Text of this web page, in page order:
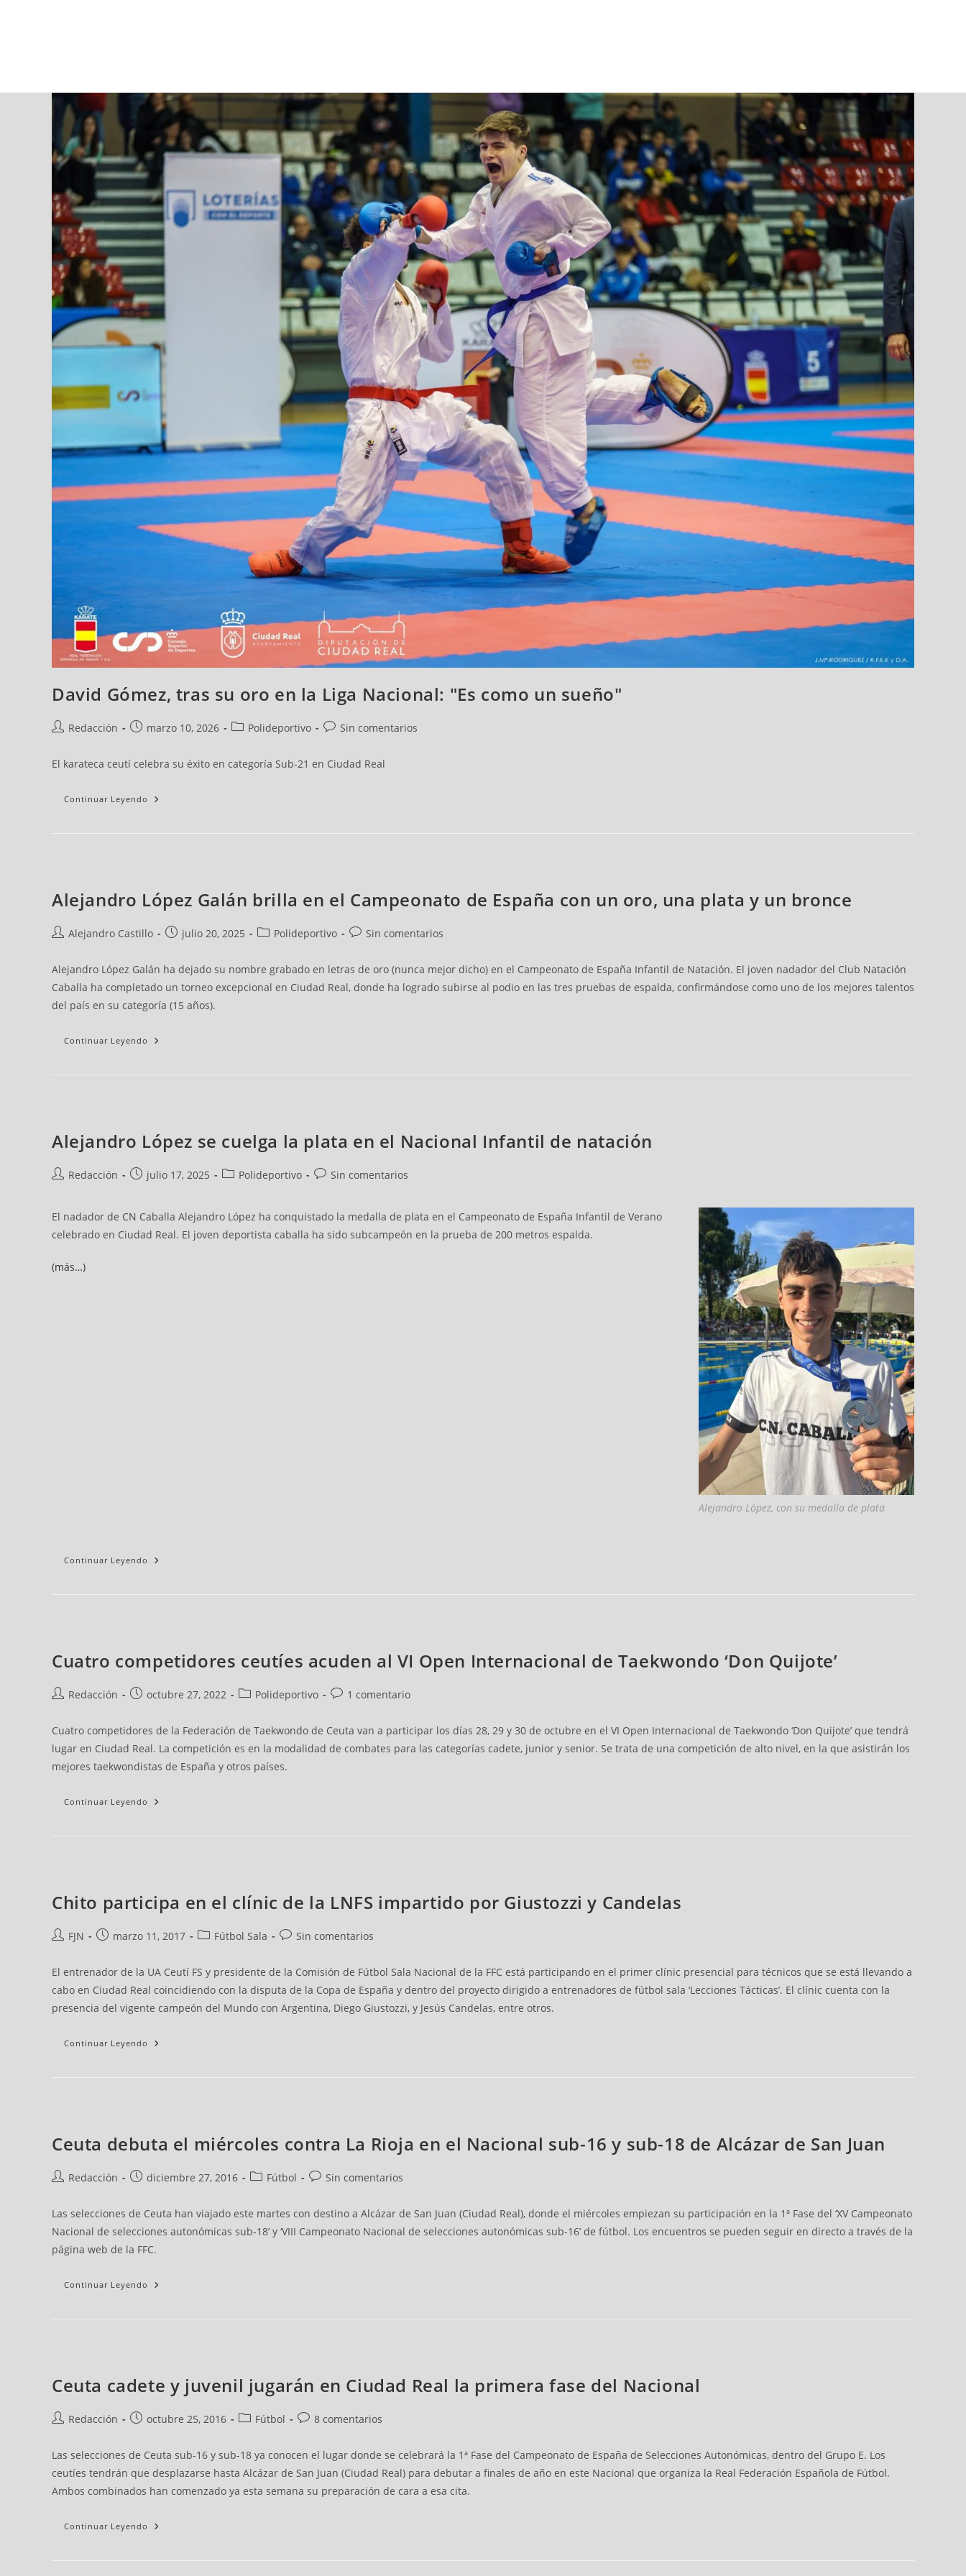
David Gómez, tras su oro en la Liga Nacional: "Es como un sueño"
Redacción marzo 10, 2026 Polideportivo Sin comentarios
El karateca ceutí celebra su éxito en categoría Sub-21 en Ciudad Real
Continuar Leyendo
Alejandro López Galán brilla en el Campeonato de España con un oro, una plata y un bronce
Alejandro Castillo julio 20, 2025 Polideportivo Sin comentarios
Alejandro López Galán ha dejado su nombre grabado en letras de oro (nunca mejor dicho) en el Campeonato de España Infantil de Natación. El joven nadador del Club Natación
Caballa ha completado un torneo excepcional en Ciudad Real, donde ha logrado subirse al podio en las tres pruebas de espalda, confirmándose como uno de los mejores talentos
del país en su categoría (15 años).
Continuar Leyendo
Alejandro López se cuelga la plata en el Nacional Infantil de natación
Redacción julio 17, 2025 Polideportivo Sin comentarios
Alejandro López, con su medalla de plata
El nadador de CN Caballa Alejandro López ha conquistado la medalla de plata en el Campeonato de España Infantil de Verano
celebrado en Ciudad Real. El joven deportista caballa ha sido subcampeón en la prueba de 200 metros espalda.
(más…)
Continuar Leyendo
Cuatro competidores ceutíes acuden al VI Open Internacional de Taekwondo ‘Don Quijote’
Redacción octubre 27, 2022 Polideportivo 1 comentario
Cuatro competidores de la Federación de Taekwondo de Ceuta van a participar los días 28, 29 y 30 de octubre en el VI Open Internacional de Taekwondo ‘Don Quijote’ que tendrá
lugar en Ciudad Real. La competición es en la modalidad de combates para las categorías cadete, junior y senior. Se trata de una competición de alto nivel, en la que asistirán los
mejores taekwondistas de España y otros países.
Continuar Leyendo
Chito participa en el clínic de la LNFS impartido por Giustozzi y Candelas
FJN marzo 11, 2017 Fútbol Sala Sin comentarios
El entrenador de la UA Ceutí FS y presidente de la Comisión de Fútbol Sala Nacional de la FFC está participando en el primer clínic presencial para técnicos que se está llevando a
cabo en Ciudad Real coincidiendo con la disputa de la Copa de España y dentro del proyecto dirigido a entrenadores de fútbol sala ‘Lecciones Tácticas’. El clínic cuenta con la
presencia del vigente campeón del Mundo con Argentina, Diego Giustozzi, y Jesús Candelas, entre otros.
Continuar Leyendo
Ceuta debuta el miércoles contra La Rioja en el Nacional sub-16 y sub-18 de Alcázar de San Juan
Redacción diciembre 27, 2016 Fútbol Sin comentarios
Las selecciones de Ceuta han viajado este martes con destino a Alcázar de San Juan (Ciudad Real), donde el miércoles empiezan su participación en la 1ª Fase del ‘XV Campeonato
Nacional de selecciones autonómicas sub-18’ y ‘VIII Campeonato Nacional de selecciones autonómicas sub-16’ de fútbol. Los encuentros se pueden seguir en directo a través de la
página web de la FFC.
Continuar Leyendo
Ceuta cadete y juvenil jugarán en Ciudad Real la primera fase del Nacional
Redacción octubre 25, 2016 Fútbol 8 comentarios
Las selecciones de Ceuta sub-16 y sub-18 ya conocen el lugar donde se celebrará la 1ª Fase del Campeonato de España de Selecciones Autonómicas, dentro del Grupo E. Los
ceutíes tendrán que desplazarse hasta Alcázar de San Juan (Ciudad Real) para debutar a finales de año en este Nacional que organiza la Real Federación Española de Fútbol.
Ambos combinados han comenzado ya esta semana su preparación de cara a esa cita.
Continuar Leyendo